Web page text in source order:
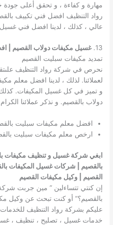
مهارة و كفاءة ، و تحقق أعلى جودة
رواد التنظيف افضل فني تكييف
عالي ، كذلك ، لدينا افضل فني
13. غسيل مكيفات دولاب القصيم |
تمديد مكيفات سبليت القصيم
نحرص في شركة رواد التنظيف
لعملائنا. لذلك ، لدينا افضل معلم
و تميز في كل غسيل المكيفات.
دولاب بالقصيم. و نذكر عملائنا الكرام
افضل معلم مكيفات سبليت
ارخص معلم مكيفات سبليت
ابغي شركة غسيل و تنظيف مكيفات
بالقصيم | شركات غسيل المكيفات
القصيم | وكيل مكيفات القصيم
إن كنتي تتساءلين ” مين جربت
بالقصيم؟” أو كنت تبحث عن وكيل
عليكم بشركة رواد التنظيف للخدمات
خدمات غسيل ، تصليح ، تنظيف ،